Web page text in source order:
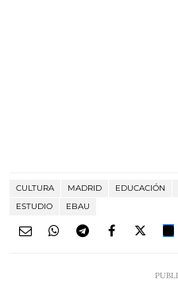
CULTURA MADRID EDUCACIÓN
ESTUDIO
EBAU